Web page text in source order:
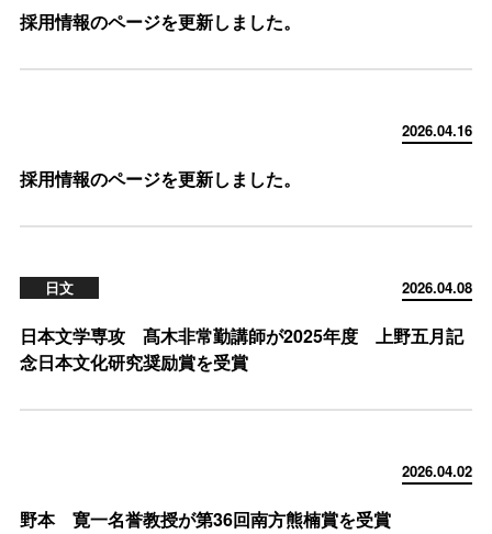
採用情報のページを更新しました。
2026.04.16
採用情報のページを更新しました。
2026.04.08
日文
日本文学専攻 髙木非常勤講師が2025年度 上野五月記
念日本文化研究奨励賞を受賞
2026.04.02
野本 寛一名誉教授が第36回南方熊楠賞を受賞